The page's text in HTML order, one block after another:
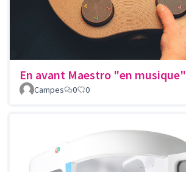
En avant Maestro "en musique"
Campes 0 0